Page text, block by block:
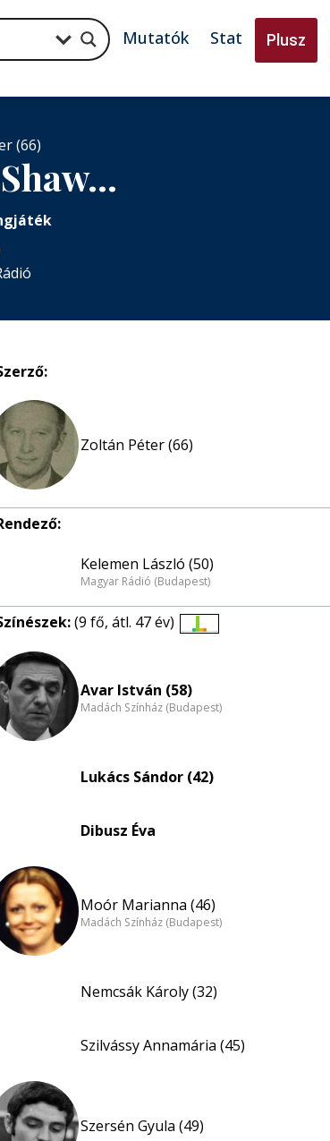
Mutatók Stat Plusz
(66)
Zoltán Péter (66)
Kelemen László (50)
Magyar Rádió (Budapest)
(9 fő, átl. 47 év)
Avar István (58)
Madách Színház (Budapest)
Lukács Sándor (42)
Dibusz Éva
Moór Marianna (46)
Madách Színház (Budapest)
Nemcsák Károly (32)
Szilvássy Annamária (45)
Szersén Gyula (49)